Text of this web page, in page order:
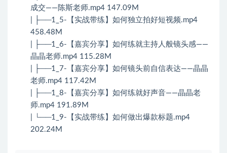
成交——陈斯老师.mp4 147.09M
| ├──1_5-【实战带练】如何独立拍好短视频.mp4
458.48M
| ├──1_6-【嘉宾分享】如何练就主持人般镜头感——
晶晶老师.mp4 115.28M
| ├──1_7-【嘉宾分享】如何镜头前自信表达——晶晶
老师.mp4 117.42M
| ├──1_8-【嘉宾分享】如何练就好声音——晶晶老
师.mp4 191.89M
| └──1_9-【实战带练】如何做出爆款标题.mp4
202.24M